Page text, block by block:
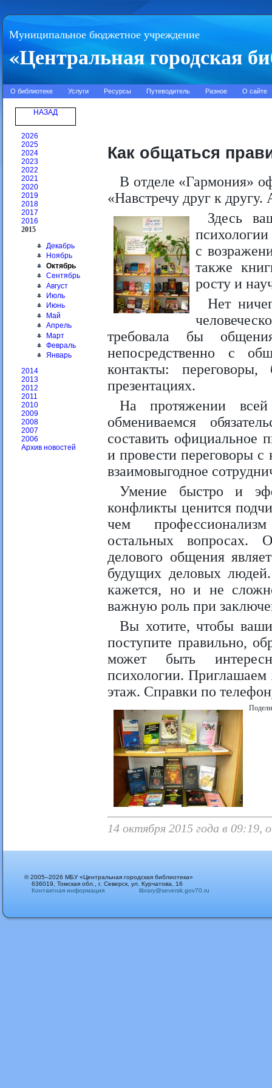
Муниципальное бюджетное учреждение
«Центральная городская
О библиотеке Услуги Ресурсы Путеводитель Разное О сайте
НАЗАД
2026
2025
2024
2023
2022
2021
2020
2019
2018
2017
2016
2015
Декабрь
Ноябрь
Октябрь
Сентябрь
Август
Июль
Июнь
Май
Апрель
Март
Февраль
Январь
2014
2013
2012
2011
2010
2009
2008
2007
2006
Архив новостей
Как общаться
В отделе «Гармония»
«Навстречу друг к
Здесь
с
также
росту и
Нет
требовала бы
непосредственно с
контакты:
презентациях.
На протяжении
обмениваемся
составить официальное
и провести переговоры
взаимовыгодное
Умение быстро и
конфликты ценится
чем
остальных вопросах.
делового общения
будущих деловых
кажется, но и не
важную роль при
Вы хотите, чтобы
поступите правильно,
может быть
психологии.
этаж. Справки по
14 октября 2015 года в 09:19,
© 2005–2026 МБУ «Центральная городская библиотека»
636019, Томская обл., г. Северск, ул. Курчатова, 16
Контактная информация
library@seversk.gov70.ru